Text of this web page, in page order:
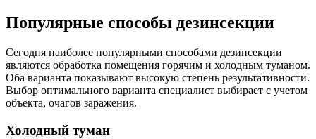
Популярные способы дезинсекции
Сегодня наиболее популярными способами дезинсекции
являются обработка помещения горячим и холодным туманом.
Оба варианта показывают высокую степень результативности.
Выбор оптимального варианта специалист выбирает с учетом
объекта, очагов заражения.
Холодный туман